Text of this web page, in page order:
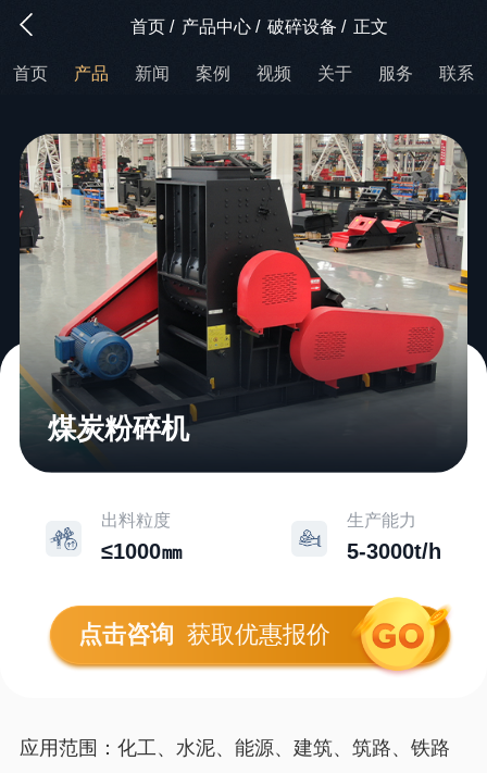
首页 / 产品中心 / 破碎设备 / 正文
首页 产品 新闻 案例 视频 关于 服务 联系
煤炭粉碎机
出料粒度
≤1000㎜
生产能力
5-3000t/h
点击咨询 获取优惠报价
应用范围：化工、水泥、能源、建筑、筑路、铁路